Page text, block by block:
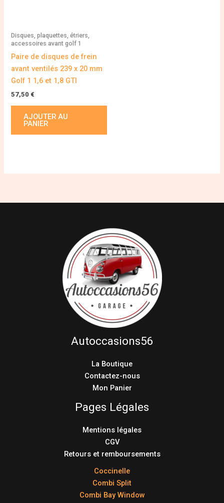
Disques, plaquettes, étriers,
accessoires avant golf 1
Paire de disques de frein
avant ventilés 239 x 20 mm
Golf 1 1,6 et 1,8 GTI
57,50 €
AJOUTER AU
PANIER
Autoccasions56
La Boutique
Contactez-nous
Mon Panier
Pages Légales
Mentions légales
CGV
Retours et remboursements
Coccinelle
Combi Split
Combi Bay Window